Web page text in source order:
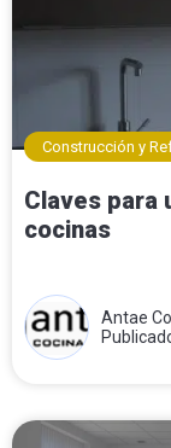
Construcción y
Claves para
cocinas
Antae